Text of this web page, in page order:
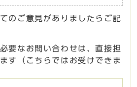
のご意見がありましたらご記
要なお問い合わせは、直接担
す（こちらではお受けできま